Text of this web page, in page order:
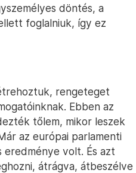
döntés, a
foglalniuk, így ez
rengeteget
Ebben az
tőlem, mikor leszek
az európai parlamenti
eredménye volt. És azt
átrágva, átbeszélve